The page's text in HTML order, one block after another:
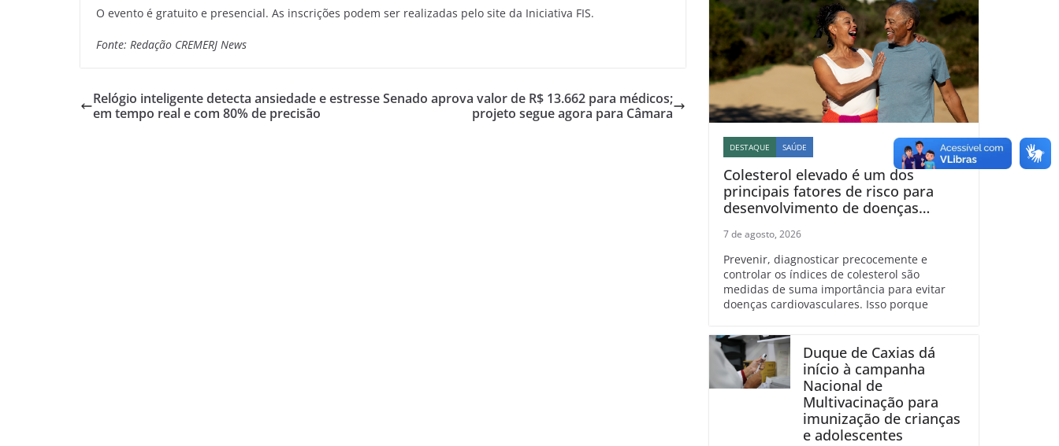
O evento é gratuito e presencial. As inscrições podem ser realizadas pelo site da Iniciativa FIS.
Fonte: Redação CREMERJ News
Relógio inteligente detecta ansiedade e estresse
em tempo real e com 80% de precisão
Senado aprova valor de R$ 13.662 para médicos;
projeto segue agora para Câmara
DESTAQUE SAÚDE
Colesterol elevado é um dos
principais fatores de risco para
desenvolvimento de doenças
7 de agosto, 2026
Prevenir, diagnosticar precocemente e
controlar os índices de colesterol são
medidas de suma importância para evitar
doenças cardiovasculares. Isso porque
Duque de Caxias dá
início à campanha
Nacional de
Multivacinação para
imunização de crianças
e adolescentes